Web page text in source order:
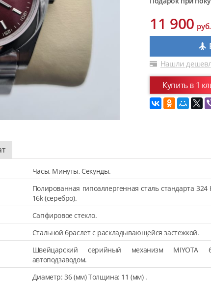
11 900
Нашли
Купить в 1
Часы, Минуты, Секунды.
Полированная гипоаллергенная сталь стандарта
16k (серебро).
Сапфировое стекло.
Стальной браслет с раскладывающейся застежкой.
Швейцарский серийный механизм MIYOTA
автоподзаводом.
Диаметр: 36 (мм) Толщина: 11 (мм) .